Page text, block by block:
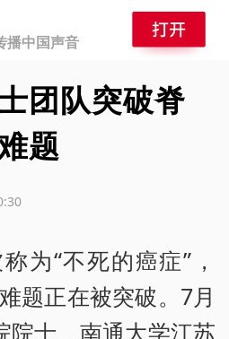
播中国声音
团队突破脊
题
为“不死的癌症”，
题正在被突破。7月
院士、南通大学江苏